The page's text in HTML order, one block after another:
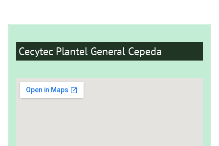
Cecytec Plantel General Cepeda